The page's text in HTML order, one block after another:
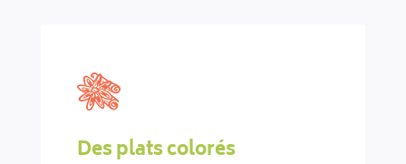
Des plats colorés